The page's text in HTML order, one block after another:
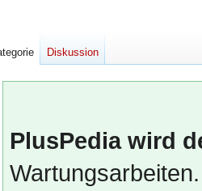
PlusPedia wird
Diskussion